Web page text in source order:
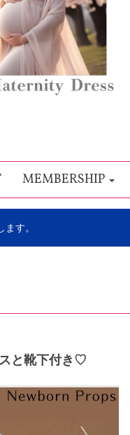
MEMBERSHIP
す。
と靴下付き♡